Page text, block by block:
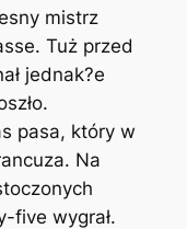
mistrz
Tuż przed
jednak?e
pasa, który w
Na
five wygrał.